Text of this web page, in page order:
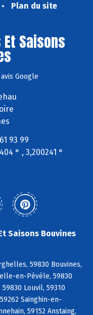
Plan du site
Saisons
avis Google
93 99
° , 3,200241 °
Saisons Bouvines
59830 Bouvines,
en-Pévèle, 59830
Louvil, 59310
Sainghin-en-
59152 Anstaing,